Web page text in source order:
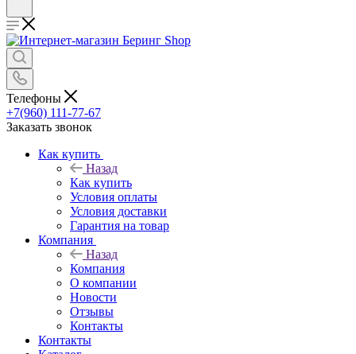
Телефоны
+7(960) 111-77-67
Заказать звонок
Как купить
Назад
Как купить
Условия оплаты
Условия доставки
Гарантия на товар
Компания
Назад
Компания
О компании
Новости
Отзывы
Контакты
Контакты